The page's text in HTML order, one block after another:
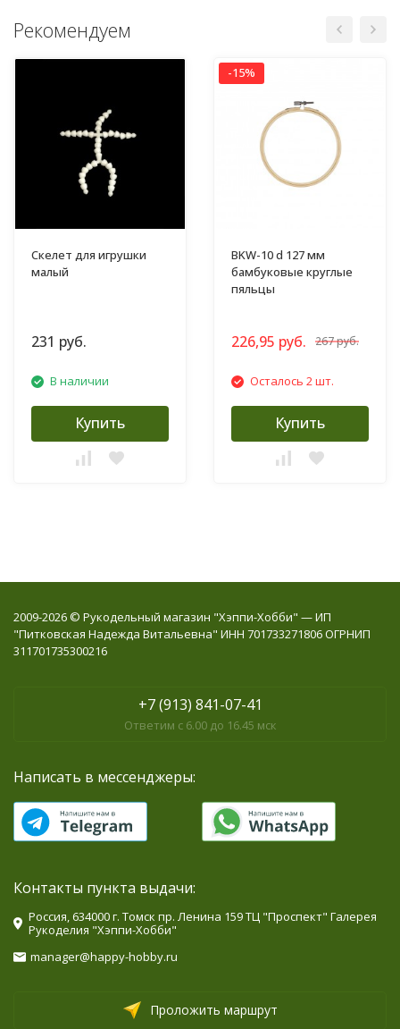
Рекомендуем
Скелет для игрушки
малый
231 руб.
В наличии
Купить
-15%
BKW-10 d 127 мм
бамбуковые круглые
пяльцы
226,95 руб. 267 руб.
Осталось 2 шт.
Купить
2009-2026 © Рукодельный магазин "Хэппи-Хобби" — ИП
"Питковская Надежда Витальевна" ИНН 701733271806 ОГРНИП
311701735300216
+7 (913) 841-07-41
Ответим с 6.00 до 16.45 мск
Написать в мессенджеры:
Контакты пункта выдачи:
Россия, 634000 г. Томск пр. Ленина 159 ТЦ "Проспект" Галерея
Рукоделия "Хэппи-Хобби"
manager@happy-hobby.ru
Проложить маршрут